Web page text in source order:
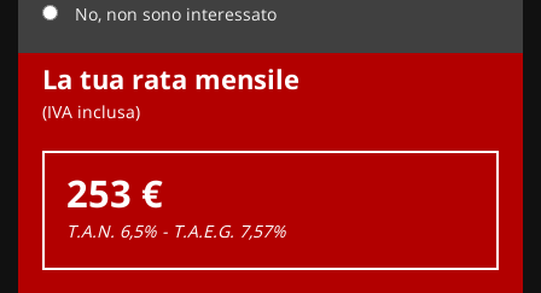
No, non sono interessato
La tua rata mensile
(IVA inclusa)
253 €
T.A.N. 6,5% - T.A.E.G. 7,57%